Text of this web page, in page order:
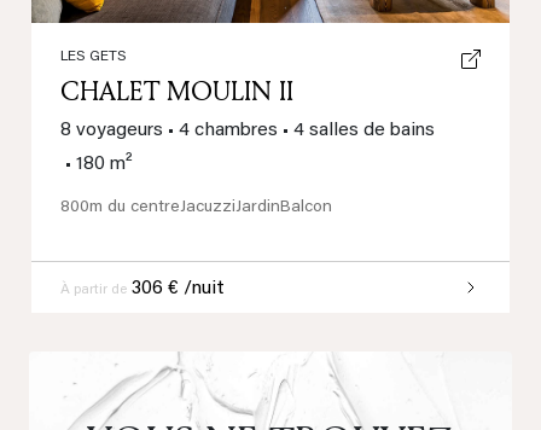
LES GETS
CHALET MOULIN II
8 voyageurs • 4 chambres • 4 salles de bains
• 180 m²
800m du centreJacuzziJardinBalcon
À partir de 306 € /nuit